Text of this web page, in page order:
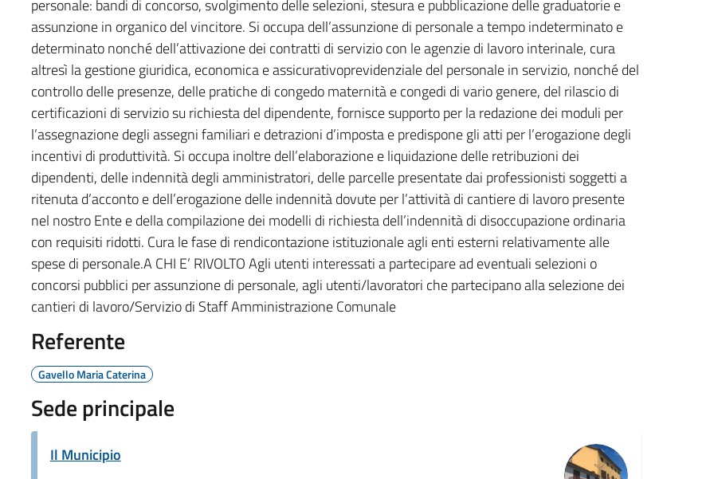
personale: bandi di concorso, svolgimento delle selezioni, stesura e pubblicazione delle graduatorie e
assunzione in organico del vincitore. Si occupa dell’assunzione di personale a tempo indeterminato e
determinato nonché dell’attivazione dei contratti di servizio con le agenzie di lavoro interinale, cura
altresì la gestione giuridica, economica e assicurativoprevidenziale del personale in servizio, nonché del
controllo delle presenze, delle pratiche di congedo maternità e congedi di vario genere, del rilascio di
certificazioni di servizio su richiesta del dipendente, fornisce supporto per la redazione dei moduli per
l’assegnazione degli assegni familiari e detrazioni d’imposta e predispone gli atti per l’erogazione degli
incentivi di produttività. Si occupa inoltre dell’elaborazione e liquidazione delle retribuzioni dei
dipendenti, delle indennità degli amministratori, delle parcelle presentate dai professionisti soggetti a
ritenuta d’acconto e dell’erogazione delle indennità dovute per l’attività di cantiere di lavoro presente
nel nostro Ente e della compilazione dei modelli di richiesta dell’indennità di disoccupazione ordinaria
con requisiti ridotti. Cura le fase di rendicontazione istituzionale agli enti esterni relativamente alle
spese di personale.A CHI E’ RIVOLTO Agli utenti interessati a partecipare ad eventuali selezioni o
concorsi pubblici per assunzione di personale, agli utenti/lavoratori che partecipano alla selezione dei
cantieri di lavoro/Servizio di Staff Amministrazione Comunale
Referente
Gavello Maria Caterina
Sede principale
Il Municipio